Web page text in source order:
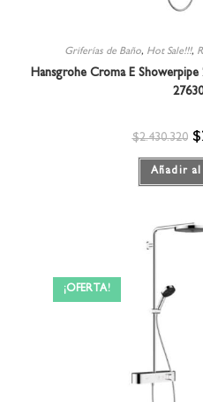
Griferías de Baño, Hot Sale!!!,
Hansgrohe Croma E
$2.430.320 $
Añadir
¡OFERTA!